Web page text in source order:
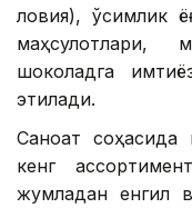
ловия), ўсимлик
шоколадга
этилади.
Саноат соҳасида
кенг
жумладан енгил